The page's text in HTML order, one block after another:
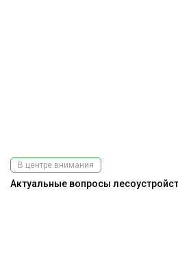
В центре внимания
Актуальные вопросы